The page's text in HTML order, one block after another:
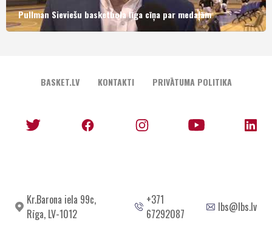
Pullman Sieviešu basketbola līga cīņa par medaļām
BASKET.LV KONTAKTI PRIVĀTUMA POLITIKA
Kr.Barona iela 99c,
Rīga, LV-1012
+371
67292087
lbs@lbs.lv